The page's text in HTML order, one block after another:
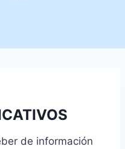
de información